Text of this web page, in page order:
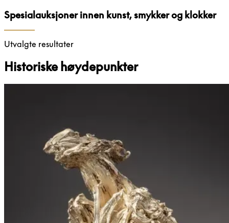
Spesialauksjoner innen kunst, smykker og klokker
Utvalgte resultater
Historiske høydepunkter